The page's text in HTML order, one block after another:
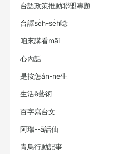
台語政策推動聯盟專題
台譯se̍h-se̍h唸
咱來講看māi
心內話
是按怎án-ne生
生活ê藝術
百字寫台文
阿瑞--ā話仙
青鳥行動記事